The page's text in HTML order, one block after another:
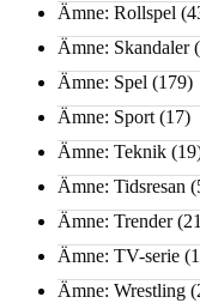
Ämne: Rollspel
Ämne: Skandaler
Ämne: Spel (179)
Ämne: Sport (17)
Ämne: Teknik
Ämne: Tidsresan
Ämne: Trender
Ämne: TV-serie
Ämne: Wrestling